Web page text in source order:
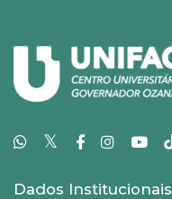
𝕏
Dados Institucionais